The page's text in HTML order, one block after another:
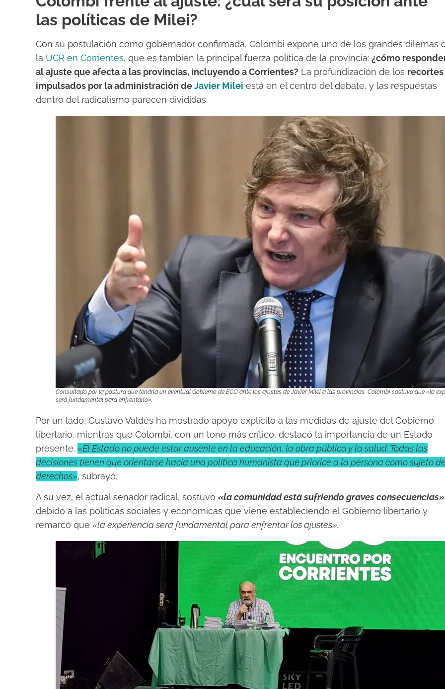
las políticas de Milei?
Con su postulación como gobernador confirmada, Colombi expone uno de los grandes dilemas
la UCR en Corrientes, que es también la principal fuerza política de la provincia: ¿cómo
al ajuste que afecta a las provincias, incluyendo a Corrientes? La profundización de los recortes
impulsados por la administración deJavier Milei está en el centro del debate, y las respuestas
dentro del radicalismo parecen divididas.
Consultado por la postura que tendría un eventual Gobierno de ECO ante los ajustes de Javier Milei a las provincias, Colombi sostuvo que «la
será fundamental para enfrentarlo».
Por un lado, Gustavo Valdés ha mostrado apoyo explícito a las medidas de ajuste del Gobierno
libertario, mientras que Colombi, con un tono más crítico, destacó la importancia de un Estado
presente. «El Estado no puede estar ausente en la educación, la obra pública y la salud. Todas las
decisiones tienen que orientarse hacia una política humanista que priorice a la persona como sujeto
derechos», subrayó.
A su vez, el actual senador radical, sostuvo «la comunidad está sufriendo graves consecuencias»
debido a las políticas sociales y económicas que viene estableciendo el Gobierno libertario y
remarcó que «la experiencia será fundamental para enfrentar los ajustes».